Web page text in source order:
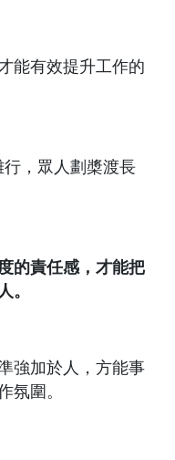
能有效提升工作的
，眾人劃槳渡長
的責任感，才能把
。
強加於人，方能事
氛圍。